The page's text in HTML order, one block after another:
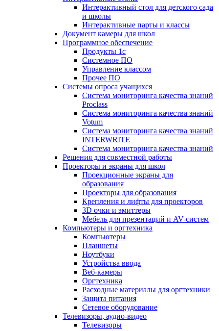
Интерактивный стол для детского сада
и школы
Интерактивные парты и классы
Документ камеры для школ
Программное обеспечение
Продукты 1с
Системное ПО
Управление классом
Прочее ПО
Системы опроса учащихся
Система мониторинга качества знаний
Proclass
Система мониторинга качества знаний
Votum
Система мониторинга качества знаний
INTERWRITE
Система мониторинга качества знаний
Решения для совместной работы
Проекторы и экраны для школ
Проекционные экраны для
образования
Проекторы для образования
Крепления и лифты для проекторов
3D очки и эмиттеры
Мебель для презентаций и AV-систем
Компьютеры и оргтехника
Компьютеры
Планшеты
Ноутбуки
Устройства ввода
Веб-камеры
Оргтехника
Расходные материалы для оргтехники
Защита питания
Сетевое оборудование
Телевизоры, аудио-видео
Телевизоры